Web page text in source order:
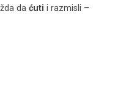
da ćuti i razmisli –